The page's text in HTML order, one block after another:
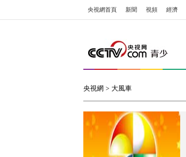
央視網首頁 新聞 視頻 經濟
央視網 > 大風車